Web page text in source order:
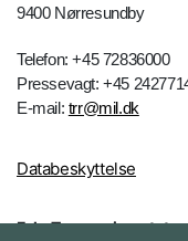
9400 Nørresundby
Telefon: +45 72836000
Pressevagt: +45
E-mail: trr@mil.dk
Databeskyttelse
Følg Trænregimentet